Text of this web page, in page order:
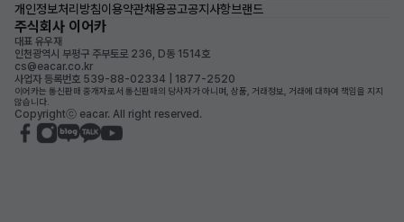
개인정보처리방침이용약관채용공고공지사항브랜드
주식회사 이어카
대표 유우재
인천광역시 부평구 주부토로 236, D동 1514호
cs@eacar.co.kr
사업자 등록번호 539-88-02334 | 1877-2520
이어카는 통신판매 중개자로서 통신판매의 당사자가 아니며, 상품, 거래정보, 거래에 대하여 책임을 지지
않습니다.
Copyrightⓒ eacar. All right reserved.